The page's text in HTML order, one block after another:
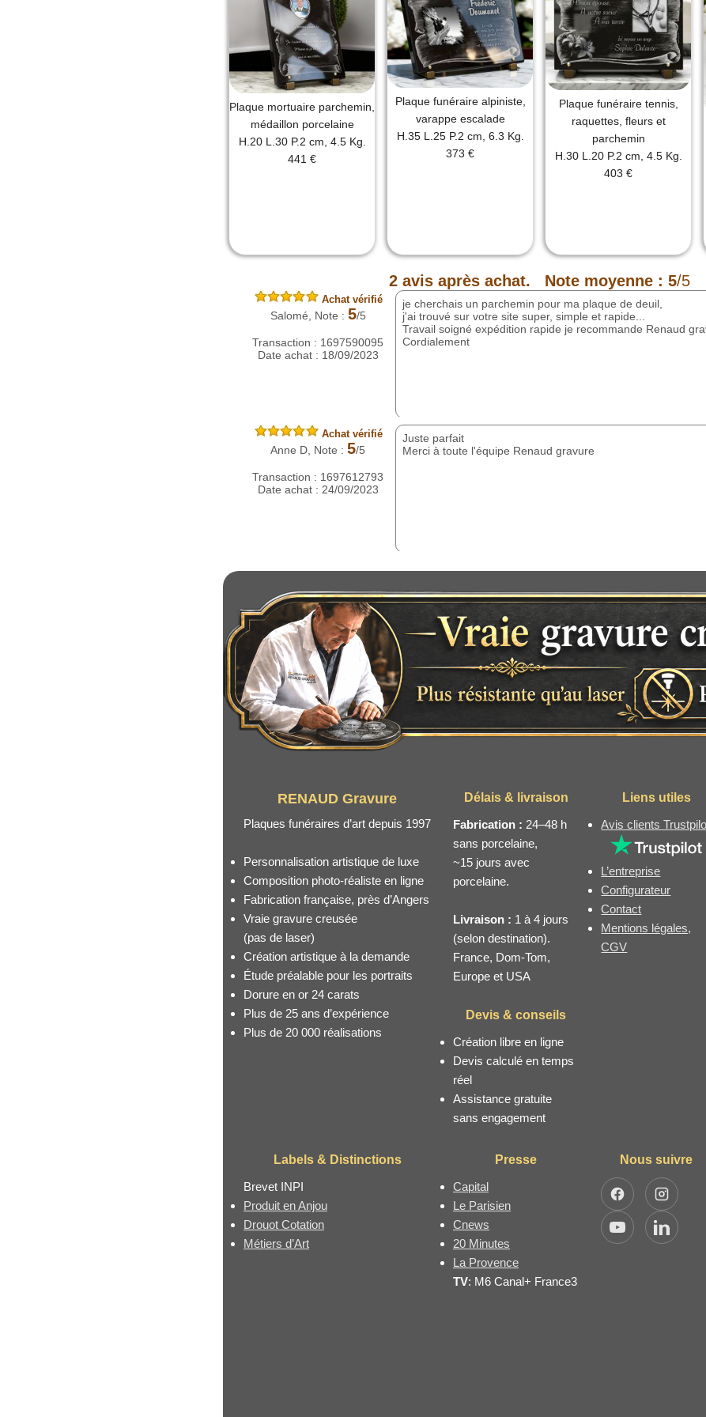
Plaque mortuaire parchemin,
médaillon porcelaine
H.20 L.30 P.2 cm, 4.5 Kg.
441 €
Plaque funéraire alpiniste,
varappe escalade
H.35 L.25 P.2 cm, 6.3 Kg.
373 €
Plaque funéraire tennis,
raquettes, fleurs et
parchemin
H.30 L.20 P.2 cm, 4.5 Kg.
403 €
2 avis après achat. Note moyenne : 5/5
je cherchais un parchemin pour ma plaque de deuil,
j'ai trouvé sur votre site super, simple et rapide...
Travail soigné expédition rapide je recommande Renaud
Cordialement
Achat vérifié
Salomé, Note : 5/5
Transaction : 1697590095
Date achat : 18/09/2023
Juste parfait
Merci à toute l'équipe Renaud gravure
Achat vérifié
Anne D, Note : 5/5
Transaction : 1697612793
Date achat : 24/09/2023
RENAUD Gravure
Plaques funéraires d’art depuis 1997
Personnalisation artistique de luxe
Composition photo-réaliste en ligne
Fabrication française, près d’Angers
Vraie gravure creusée
(pas de laser)
Création artistique à la demande
Étude préalable pour les portraits
Dorure en or 24 carats
Plus de 25 ans d’expérience
Plus de 20 000 réalisations
Délais & livraison
Fabrication : 24–48 h
sans porcelaine,
~15 jours avec
porcelaine.
Livraison : 1 à 4 jours
(selon destination).
France, Dom-Tom,
Europe et USA
Devis & conseils
Création libre en ligne
Devis calculé en temps
réel
Assistance gratuite
sans engagement
Liens utiles
Avis clients
L’entreprise
Configurateur
Contact
Mentions légales,
CGV
Labels & Distinctions
Brevet INPI
Produit en Anjou
Drouot Cotation
Métiers d’Art
Presse
Capital
Le Parisien
Cnews
20 Minutes
La Provence
TV: M6 Canal+ France3
Nous suivre
FacebookInstagram
YouTubeLinkedIn